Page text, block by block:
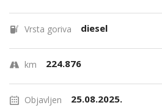
Vrsta goriva diesel
km 224.876
Objavljen 25.08.2025.